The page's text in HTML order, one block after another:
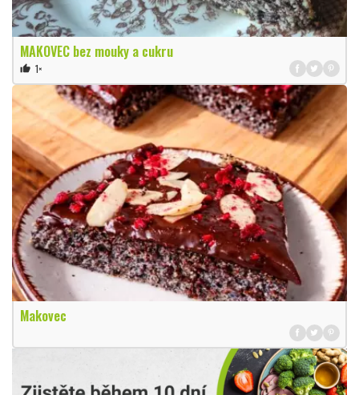
MAKOVEC bez mouky a cukru
thumb_up 1×
Makovec